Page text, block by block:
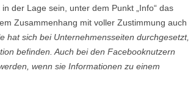
der Lage sein, unter dem Punkt „Info“ das
Zusammenhang mit voller Zustimmung auch
hat sich bei Unternehmensseiten durchgesetzt,
befinden. Auch bei den Facebooknutzern
wenn sie Informationen zu einem